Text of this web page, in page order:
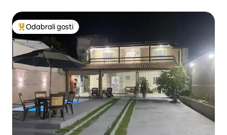
Među najviše rangiranima s oznakom „Odabrali gosti”
Odabrali gosti